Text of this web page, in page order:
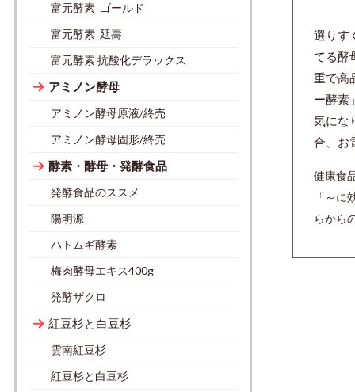
選りす
てる酵
重で高
ー酵素
気にな
合、お
健康食
「～
らから
富元酵素 ゴールド
富元酵素 延壽
富元酵素 抗酸化デラックス
アミノン酵母
アミノン酵母原液/終売
アミノン酵母固形/終売
酵素・酵母・発酵食品
発酵食品のススメ
陽明源
ハトムギ酵素
梅肉酵母エキス400g
発酵ザクロ
紅豆杉と白豆杉
雲南紅豆杉
紅豆杉と白豆杉